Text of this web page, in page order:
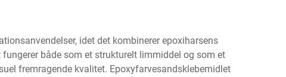
idet det kombinerer epoxiharsens
både som et strukturelt limmiddel og som et
fremragende kvalitet. Epoxyfarvesandsklebemidlet